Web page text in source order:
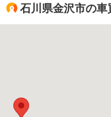
石川県金沢市の